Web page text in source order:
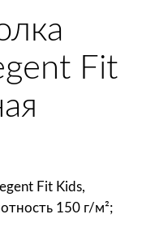
Fit
Fit Kids,
150 г/м²;